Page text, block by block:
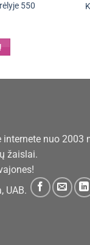
550
nuo 2003
žaislai.
UAB.